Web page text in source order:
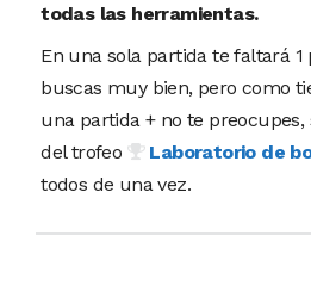
todas las herramientas.
En una sola partida te faltará 1
buscas muy bien, pero como
una partida + no te
del trofeo
Laboratorio de
todos de una vez.